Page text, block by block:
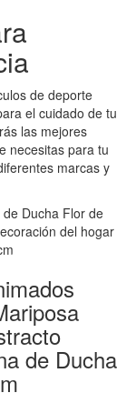
de deporte
el cuidado de tu
las mejores
necesitas para tu
marcas y
de Ducha